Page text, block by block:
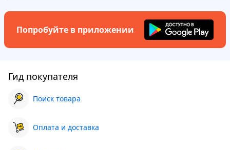
Попробуйте в приложении
Гид покупателя
Поиск товара
Оплата и доставка